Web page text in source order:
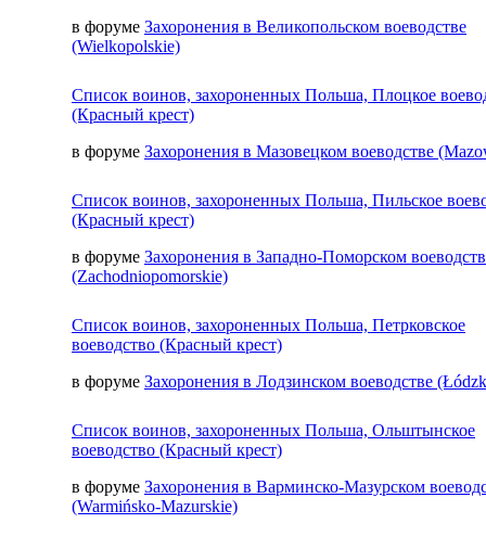
в форуме Захоронения в Великопольском воеводстве
(Wielkopolskie)
Список воинов, захороненных Польша, Плоцкое
(Красный крест)
в форуме Захоронения в Мазовецком воеводстве
Список воинов, захороненных Польша, Пильское
(Красный крест)
в форуме Захоронения в Западно-Поморском
(Zachodniopomorskie)
Список воинов, захороненных Польша, Петрковское
воеводство (Красный крест)
в форуме Захоронения в Лодзинском воеводстве
Список воинов, захороненных Польша, Ольштынское
воеводство (Красный крест)
в форуме Захоронения в Варминско-Мазурском
(Warmińsko-Mazurskie)